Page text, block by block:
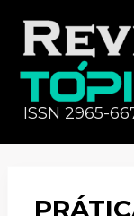
ISSN 2965-